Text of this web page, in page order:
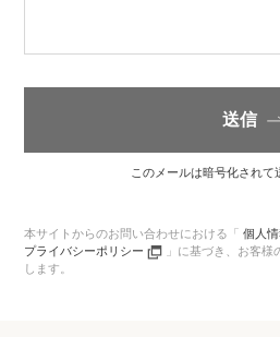
送信
このメールは暗号化されて
本サイトからのお問い合わせにおける「個人
プライバシーポリシー
」に基づき、 お客様
します。